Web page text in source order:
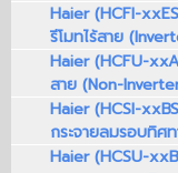
Haier (HCFI-
รีโมทไร้สาย
Haier (HCFU-
สาย (Non-
Haier (HCSI-
กระจายลมรอบทิศ
Haier (HCSU-